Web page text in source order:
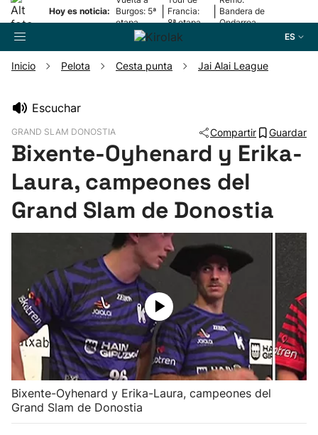
Hoy es noticia:
Burgos: 5ª
etapa
Francia:
8ª etapa
Bandera de
Ondarroa
ES
Pelota
Remo
Ciclismo
Herri-kirolak
Balonmano
Inicio Pelota Cesta punta Jai Alai League
Escuchar
GRAND SLAM DONOSTIA Compartir Guardar
Bixente-Oyhenard y Erika-
Laura, campeones del
Grand Slam de Donostia
Bixente-Oyhenard y Erika-Laura, campeones del
Grand Slam de Donostia